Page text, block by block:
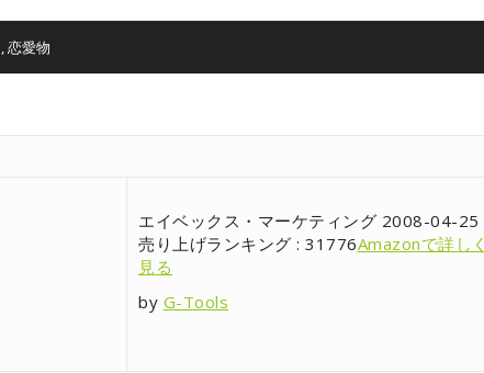
,恋愛物
エイベックス・マーケティング 2008-04-25
売り上げランキング : 31776Amazonで詳しく
見る
by G-Tools